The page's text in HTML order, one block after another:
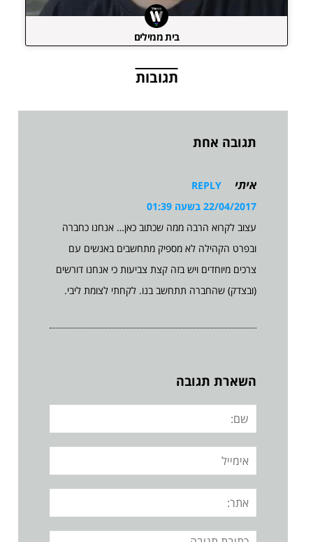
בית ממילים
תגובות
תגובה אחת
איתי
REPLY
22/04/2017 בשעה 01:39
עצוב לקרוא הרבה ממה שכתוב כאן… אנחנו כחברה
ובפרט הקהילה לא מספיק מתחשבים באנשים עם
צרכים מיוחדים ויש בזה קצת צביעות כי אנחנו דורשים
(ובצדק) שהחברה תתחשב בנו. לקחתי לצומת ליבי.
השארת תגובה
שם:
אימייל
אתר:
תגובה